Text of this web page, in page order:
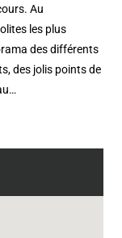
Au
les plus
des différents
des jolis points de